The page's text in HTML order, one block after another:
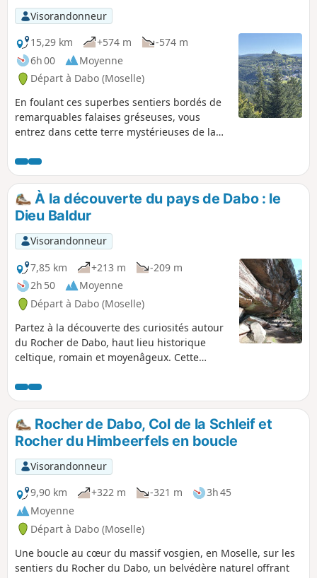
Visorandonneur
15,29 km
+574 m
-574 m
6h 00
Moyenne
Départ à Dabo (Moselle)
En foulant ces superbes sentiers bordés de
remarquables falaises gréseuses, vous
entrez dans cette terre mystérieuses de la
forte présence celte. Les sites remarquables
du Ballerstein, territoire du dieu Baldur, dieu
celte de la lumière, du Sickert et de Dabo
rassemblent un grand nombre de curiosités
géologiques parcourus par des sentiers
ombragés et bucoliques ou alternent
plusieurs magnifiques panoramas.
À la découverte du pays de Dabo : le
Dieu Baldur
Visorandonneur
7,85 km
+213 m
-209 m
2h 50
Moyenne
Départ à Dabo (Moselle)
Partez à la découverte des curiosités autour
du Rocher de Dabo, haut lieu historique
celtique, romain et moyenâgeux. Cette
est un concentré de ce qu'il y a de plus
beau : rochers remarquables et falaises de
grès, points de vues sur les forêts de
résineux et les localités alentour, sentiers
bucoliques riches en histoire et légendes.
Vous entrez dans le royaume de Baldur, dieu
celte de la lumière.
Rocher de Dabo, Col de la Schleif et
Rocher du Himbeerfels en boucle
Visorandonneur
9,90 km
+322 m -321 m
3h 45
Moyenne
Départ à Dabo (Moselle)
Une boucle au cœur du massif vosgien, en Moselle, sur les
sentiers du Rocher du Dabo, un belvédère naturel offrant